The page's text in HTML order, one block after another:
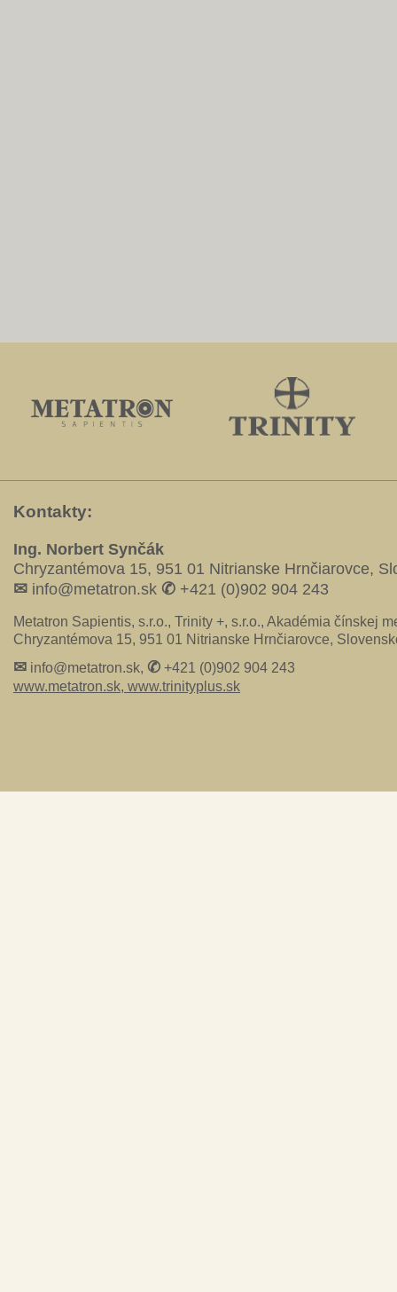
Kontakty:
Ing. Norbert Synčák
Chryzantémova 15, 951 01 Nitrianske Hrnčiarovce,
✉ info@metatron.sk ✆ +421 (0)902 904 243
Metatron Sapientis, s.r.o., Trinity +, s.r.o., Akadémia čínskej
Chryzantémova 15, 951 01 Nitrianske Hrnčiarovce,
✉ info@metatron.sk, ✆ +421 (0)902 904 243
www.metatron.sk, www.trinityplus.sk